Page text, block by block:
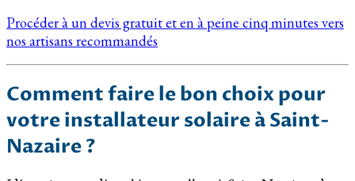
Procéder à un devis gratuit et en à peine cinq minutes vers
nos artisans recommandés
Comment faire le bon choix pour
votre installateur solaire à Saint-
Nazaire ?